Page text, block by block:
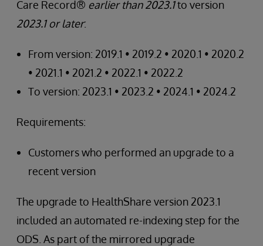
Care Record® earlier than 2023.1to version
2023.1 or later:
From version: 2019.1 • 2019.2 • 2020.1 • 2020.2
• 2021.1 • 2021.2 • 2022.1 • 2022.2
To version: 2023.1 • 2023.2 • 2024.1 • 2024.2
Requirements:
Customers who performed an upgrade to a
recent version
The upgrade to HealthShare version 2023.1
included an automated re-indexing step for the
ODS. As part of the mirrored upgrade